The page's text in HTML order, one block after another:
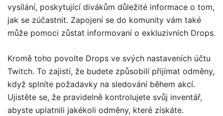
vysílání, poskytující divákům důležité informace o tom,
jak se zúčastnit. Zapojení se do komunity vám také
může pomoci zůstat informovaní o exkluzivních Drops.
Kromě toho povolte Drops ve svých nastaveních účtu
Twitch. To zajistí, že budete způsobilí přijímat odměny,
když splníte požadavky na sledování během akcí.
Ujistěte se, že pravidelně kontrolujete svůj inventář,
abyste uplatnili jakékoli odměny, které získáte.